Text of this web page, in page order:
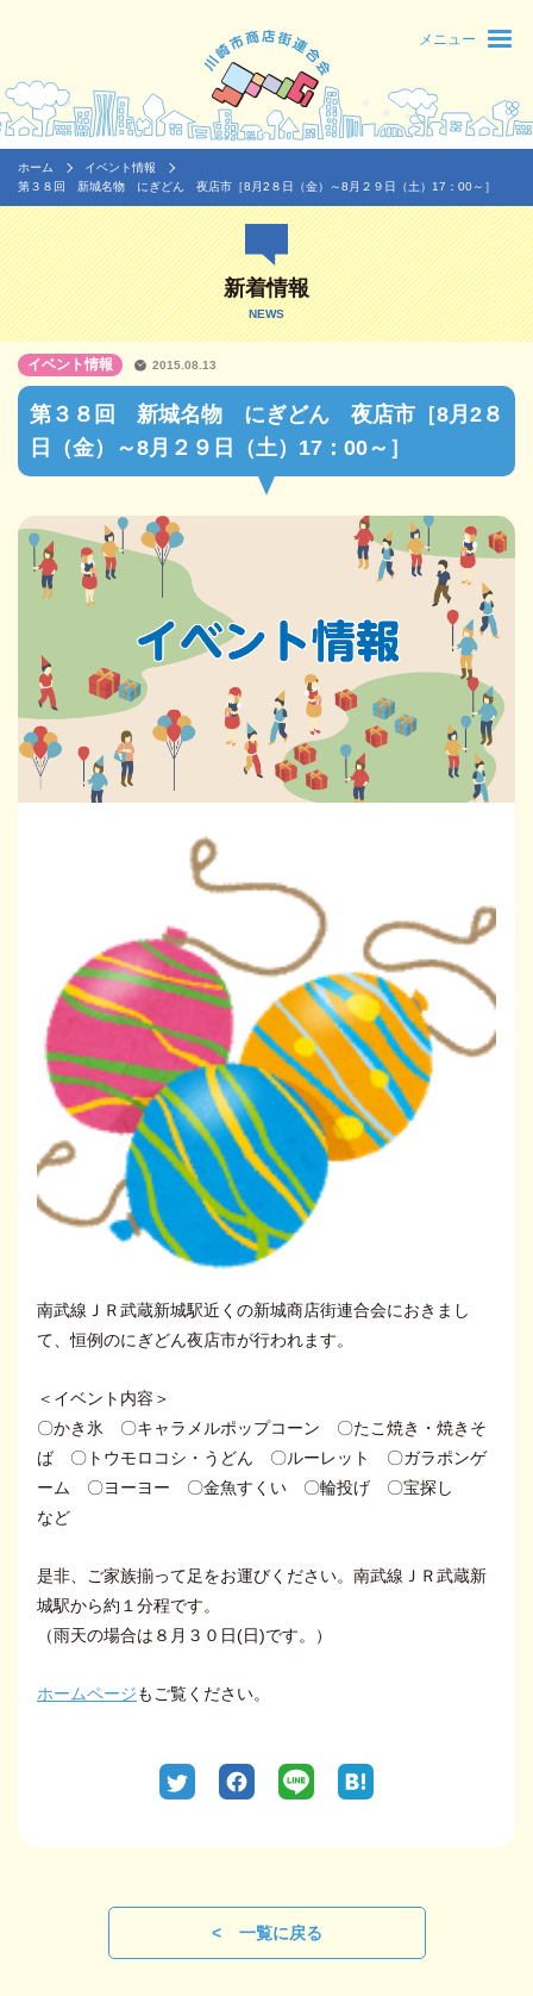
メニュー
ホーム
イベント情報
第３８回 新城名物 にぎどん 夜店市［8月2８日（金）～8月２９日（土）17：00～］
新着情報
NEWS
第３８回 新城名物 にぎどん 夜店市［8月2８
日（金）～8月２９日（土）17：00～］
イベント情報 2015.08.13
南武線ＪＲ武蔵新城駅近くの新城商店街連合会におきまし
て、恒例のにぎどん夜店市が行われます。
＜イベント内容＞
〇かき氷 〇キャラメルポップコーン 〇たこ焼き・焼きそ
ば 〇トウモロコシ・うどん 〇ルーレット 〇ガラポンゲ
ーム 〇ヨーヨー 〇金魚すくい 〇輪投げ 〇宝探し
など
是非、ご家族揃って足をお運びください。南武線ＪＲ武蔵新
城駅から約１分程です。
（雨天の場合は８月３０日(日)です。）
ホームページもご覧ください。
一覧に戻る